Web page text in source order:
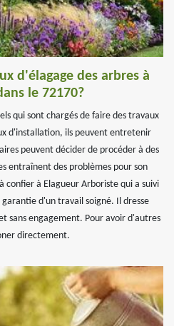
d'élagage des arbres à
le 72170?
qui sont chargés de faire des travaux
d'installation, ils peuvent entretenir
peuvent décider de procéder à des
entraînent des problèmes pour son
confier à Elagueur Arboriste qui a suivi
d'un travail soigné. Il dresse
sans engagement. Pour avoir d'autres
directement.